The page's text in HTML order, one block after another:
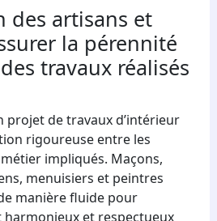
des artisans et
la pérennité
travaux réalisés
de travaux d’intérieur
rigoureuse entre les
impliqués. Maçons,
menuisiers et peintres
manière fluide pour
et respectueux